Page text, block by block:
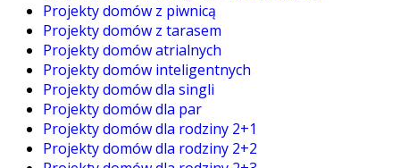
Projekty domów z piwnicą
Projekty domów z tarasem
Projekty domów atrialnych
Projekty domów inteligentnych
Projekty domów dla singli
Projekty domów dla par
Projekty domów dla rodziny 2+1
Projekty domów dla rodziny 2+2